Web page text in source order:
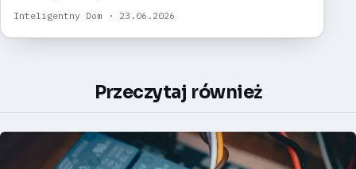
Inteligentny Dom · 23.06.2026
Przeczytaj również